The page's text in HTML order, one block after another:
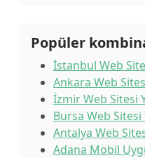
Popüler
İstanbul Web
Ankara Web
İzmir Web Sitesi
Bursa Web Sitesi
Antalya Web
Adana Mobil